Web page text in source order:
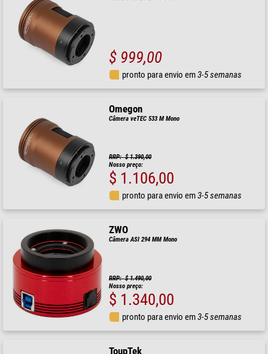
$ 999,00
pronto para envio em3-5 semanas
Omegon
Câmera veTEC 533 M Mono
RRP: $ 1.390,00
Nosso preço:
$ 1.106,00
pronto para envio em3-5 semanas
ZWO
Câmera ASI 294 MM Mono
RRP: $ 1.490,00
Nosso preço:
$ 1.340,00
pronto para envio em3-5 semanas
ToupTek